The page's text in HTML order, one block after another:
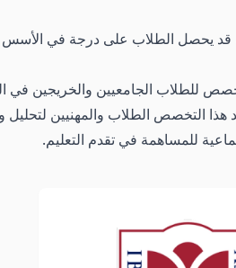
قد يحصل الطلاب على درجة في الأسس
للطلاب الجامعيين والخريجين في
هذا التخصص الطلاب والمهنيين لتحليل
للمساهمة في تقدم التعليم.